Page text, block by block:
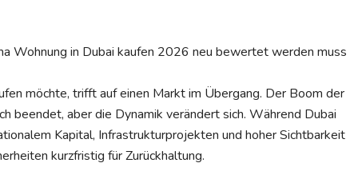
Wohnung in Dubai kaufen 2026 neu bewertet werden muss
möchte, trifft auf einen Markt im Übergang. Der Boom der
beendet, aber die Dynamik verändert sich. Während Dubai
Kapital, Infrastrukturprojekten und hoher Sichtbarkeit
kurzfristig für Zurückhaltung.